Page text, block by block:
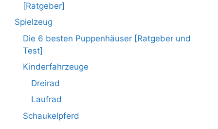
[Ratgeber]
Spielzeug
Die 6 besten Puppenhäuser [Ratgeber und
Test]
Kinderfahrzeuge
Dreirad
Laufrad
Schaukelpferd